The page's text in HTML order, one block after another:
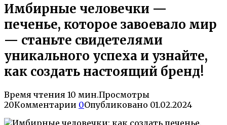
Имбирные человечки —
печенье, которое завоевало мир
— станьте свидетелями
уникального успеха и узнайте,
как создать настоящий бренд!
Время чтения 10 мин.Просмотры
20Комментарии 0Опубликовано 01.02.2024